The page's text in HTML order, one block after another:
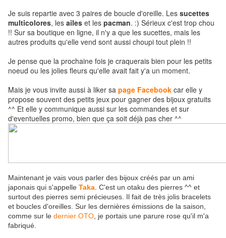
Je suis repartie avec 3 paires de boucle d'oreille. Les sucettes
multicolores, les ailes et les pacman. :) Sérieux c'est trop chou
!! Sur sa boutique en ligne, il n'y a que les sucettes, mais les
autres produits qu'elle vend sont aussi choupi tout plein !!
Je pense que la prochaine fois je craquerais bien pour les petits
noeud ou les jolies fleurs qu'elle avait fait y'a un moment.
Mais je vous invite aussi à liker sa page Facebook car elle y
propose souvent des petits jeux pour gagner des bijoux gratuits
^^ Et elle y communique aussi sur les commandes et sur
d'eventuelles promo, bien que ça soit déjà pas cher ^^
Maintenant je vais vous parler des bijoux créés par un ami
japonais qui s'appelle Taka . C'est un otaku des pierres ^^ et
surtout des pierres semi précieuses. Il fait de très jolis bracelets
et boucles d'oreilles. Sur les dernières émissions de la saison,
comme sur le dernier OTO , je portais une parure rose qu'il m'a
fabriqué.